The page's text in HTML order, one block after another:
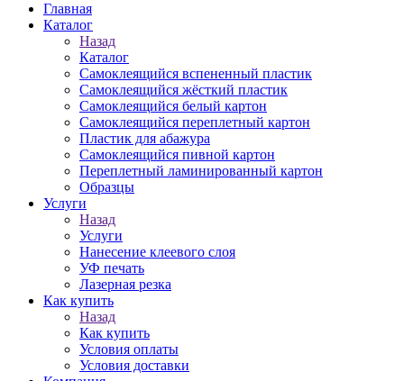
Главная
Каталог
Назад
Каталог
Самоклеящийся вспененный пластик
Самоклеящийся жёсткий пластик
Самоклеящийся белый картон
Самоклеящийся переплетный картон
Пластик для абажура
Самоклеящийся пивной картон
Переплетный ламинированный картон
Образцы
Услуги
Назад
Услуги
Нанесение клеевого слоя
УФ печать
Лазерная резка
Как купить
Назад
Как купить
Условия оплаты
Условия доставки